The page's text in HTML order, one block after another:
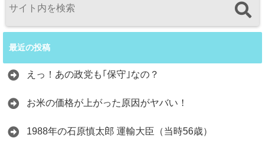
最近の投稿
えっ！あの政党も｢保守｣なの？
お米の価格が上がった原因がヤバい！
1988年の石原慎太郎 運輸大臣（当時56歳）